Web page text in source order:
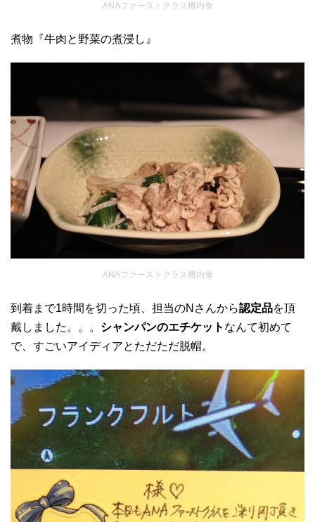
ANAファーストクラス機内食
煮物『牛肉と野菜の煮浸し』
ANAファーストクラス機内食
到着まで1時間を切った頃、担当のNさんから認定品を頂
戴しました。。。 シャンパンのエチケット なんて初めて
で、すごいアイディアとただただ脱帽。